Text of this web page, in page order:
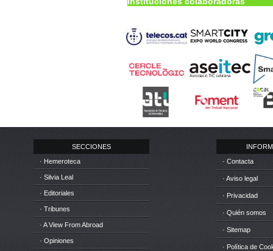
SECCIONES
· Hemeroteca
· Silvia Leal
· Editoriales
· Tribunes
· A View From Abroad
· Opiniones
· Contacta
· Aviso legal
· Privacidad
· Quién somos
· Sitemap
· Política de